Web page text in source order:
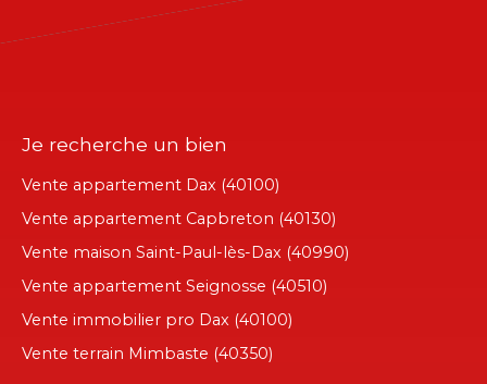
Je recherche un bien
Vente appartement Dax (40100)
Vente appartement Capbreton (40130)
Vente maison Saint-Paul-lès-Dax (40990)
Vente appartement Seignosse (40510)
Vente immobilier pro Dax (40100)
Vente terrain Mimbaste (40350)